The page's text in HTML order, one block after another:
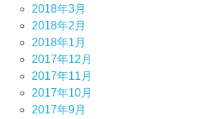
2018年3月
2018年2月
2018年1月
2017年12月
2017年11月
2017年10月
2017年9月